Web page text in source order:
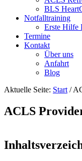
BLS
Notfalltraining
Erste Hilfe
Termine
Kontakt
Über uns
Anfahrt
Blog
Aktuelle Seite: Start /
ACLS